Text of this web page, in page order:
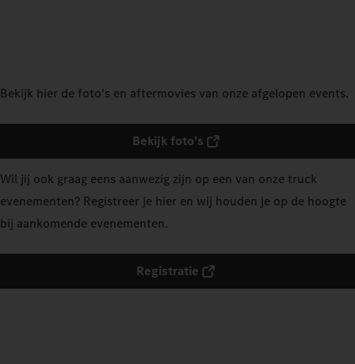
Bekijk hier de foto's en aftermovies van onze afgelopen events.
Bekijk foto's
Wil jij ook graag eens aanwezig zijn op een van onze truck
evenementen? Registreer je hier en wij houden je op de hoogte
bij aankomende evenementen.
Registratie